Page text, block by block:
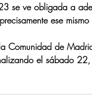
se ve obligada a
ese
Comunidad de
el sábado